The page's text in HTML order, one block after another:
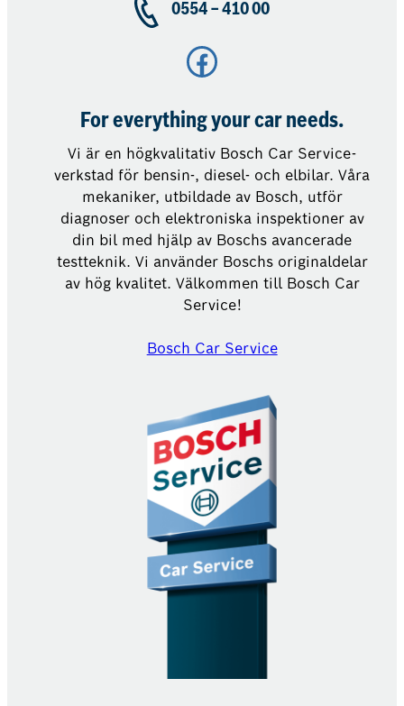
0554 – 410 00
Facebook
For everything your car needs.
Vi är en högkvalitativ Bosch Car Service-
verkstad för bensin-, diesel- och elbilar. Våra
mekaniker, utbildade av Bosch, utför
diagnoser och elektroniska inspektioner av
din bil med hjälp av Boschs avancerade
testteknik. Vi använder Boschs originaldelar
av hög kvalitet. Välkommen till Bosch Car
Service!
Bosch Car Service